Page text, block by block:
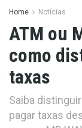
Home Notícias
ATM ou
como
taxas
Saiba
pagar taxas